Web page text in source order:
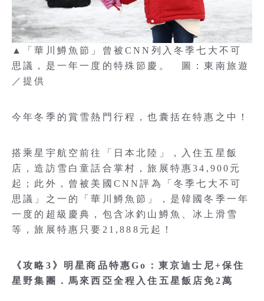
▲「華川鱒魚節」曾被CNN列入冬季七大不可
思議，是一年一度的特殊節慶。 圖：東南旅遊
／提供
今年冬季的賞雪熱門行程，也囊括在特惠之中！
搭乘星宇航空前往「日本北陸」，入住五星飯
店，造訪雪白童話合掌村，旅展特惠34,900元
起；此外，曾被美國CNN評為「冬季七大不可
思議」之一的「華川鱒魚節」，是韓國冬季一年
一度的超級慶典，包含冰釣山鱒魚、冰上滑雪
等，旅展特惠只要21,888元起！
《攻略3》明星商品特惠Go：東京迪士尼+保住
星野集團．馬來西亞全程入住五星飯店免2萬